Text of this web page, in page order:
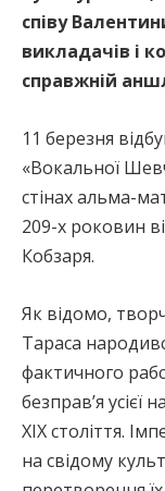
співу
викладачів і
справжній
11 березня
«Вокальної
стінах альма-
209-х роковин
Кобзаря.
Як відомо,
Тараса
фактичного
безправ’я усієї
XIX століття.
на свідому